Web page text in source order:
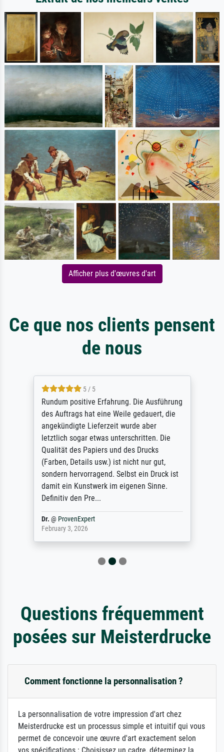
Afficher plus d'œuvres d'art
Ce que nos clients pensent
de nous
5 / 5
Rundum positive Erfahrung. Die Ausführung
des Auftrags hat eine Weile gedauert, die
angekündigte Lieferzeit wurde aber
letztlich sogar etwas unterschritten. Die
Qualität des Papiers und des Drucks
(Farben, Details usw.) ist nicht nur gut,
sondern hervorragend. Selbst ein Druck ist
damit ein Kunstwerk im eigenen Sinne.
Definitiv den Pre...
Dr. @ ProvenExpert
February 3, 2026
Questions fréquemment
posées sur Meisterdrucke
Comment fonctionne la personnalisation ?
La personnalisation de votre impression d'art chez
Meisterdrucke est un processus simple et intuitif qui vous
permet de concevoir une œuvre d'art exactement selon